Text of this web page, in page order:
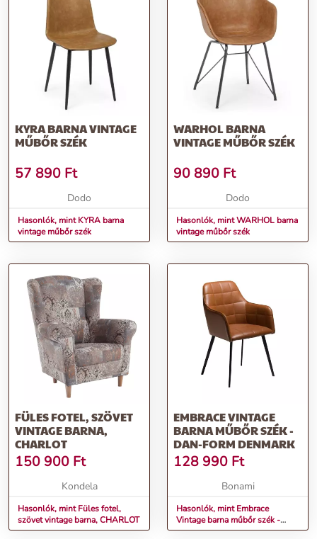
KYRA BARNA VINTAGE
MŰBŐR SZÉK
57 890 Ft
Dodo
Hasonlók, mint KYRA barna
vintage műbőr szék
WARHOL BARNA
VINTAGE MŰBŐR SZÉK
90 890 Ft
Dodo
Hasonlók, mint WARHOL barna
vintage műbőr szék
FÜLES FOTEL, SZÖVET
VINTAGE BARNA,
CHARLOT
150 900 Ft
Kondela
Hasonlók, mint Füles fotel,
szövet vintage barna, CHARLOT
EMBRACE VINTAGE
BARNA MŰBŐR SZÉK -
DAN-FORM DENMARK
128 990 Ft
Bonami
Hasonlók, mint Embrace
Vintage barna műbőr szék -
DAN-FORM Denmark